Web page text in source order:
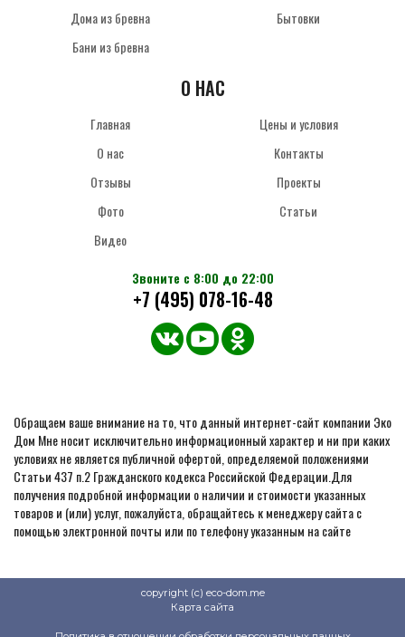
Дома из бревна
Бани из бревна
Бытовки
О НАС
Главная
О нас
Отзывы
Фото
Видео
Цены и условия
Контакты
Проекты
Статьи
Звоните с 8:00 до 22:00
+7 (495) 078-16-48
Обращаем ваше внимание на то, что данный интернет-сайт компании Эко
Дом Мне носит исключительно информационный характер и ни при каких
условиях не является публичной офертой, определяемой положениями
Статьи 437 п.2 Гражданского кодекса Российской Федерации.Для
получения подробной информации о наличии и стоимости указанных
товаров и (или) услуг, пожалуйста, обращайтесь к менеджеру сайта с
помощью электронной почты или по телефону указанным на сайте
copyright (c) eco-dom.me
Карта сайта